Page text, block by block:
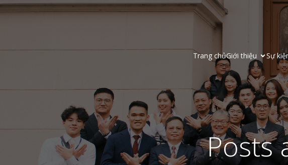
Trang chủGiới thiệu Sự
Posts